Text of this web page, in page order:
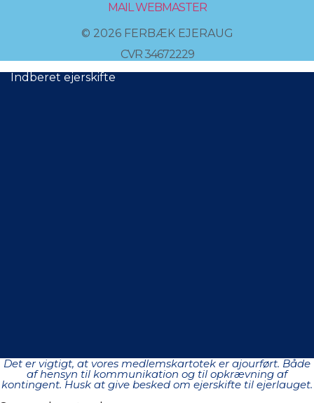
MAIL WEBMASTER
© 2026 FERBÆK EJERAUG
CVR 34672229
Indberet ejerskifte
Det er vigtigt, at vores medlemskartotek er ajourført. Både
af hensyn til kommunikation og til opkrævning af
kontingent. Husk at give besked om ejerskifte til ejerlauget.